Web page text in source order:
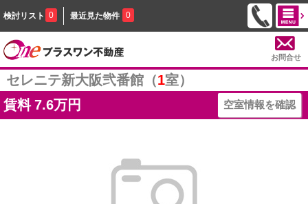
検討リスト 0 最近見た物件 0
お問合せ
セレニテ新大阪弐番館（1室）
賃料 7.6万円 空室情報を確認